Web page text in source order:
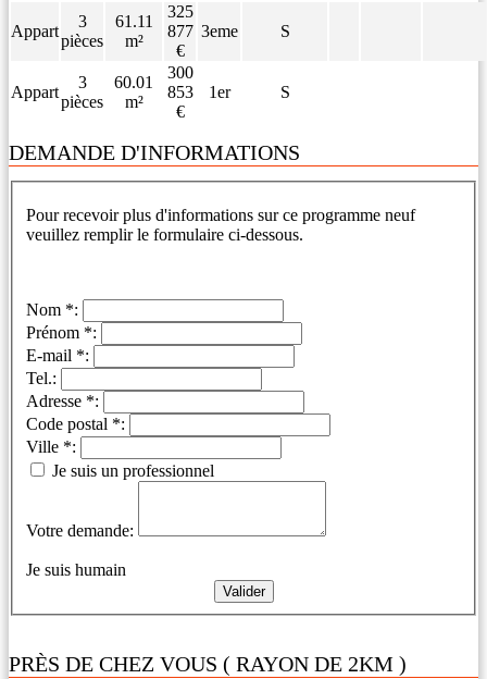
Appart
3
pièces
61.11
m²
325
877
€
3eme S
Appart
3
pièces
60.01
m²
300
853
€
1er S
DEMANDE D'INFORMATIONS
Pour recevoir plus d'informations sur ce programme neuf
veuillez remplir le formulaire ci-dessous.
Nom *:
Prénom *:
E-mail *:
Tel.:
Adresse *:
Code postal *:
Ville *:
Je suis un professionnel
Votre demande:
Je suis humain
PRÈS DE CHEZ VOUS ( RAYON DE 2KM )